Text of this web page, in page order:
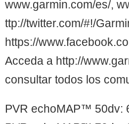
www.garmin.com/es/,
ttp://twitter.com/#!/
https://
Acceda a http://
consultar todos los
PVR echoMAP™ 50dv: